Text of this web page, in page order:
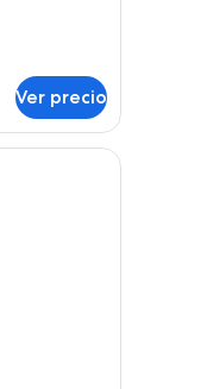
Ver precio
hotel con cama, sofá,